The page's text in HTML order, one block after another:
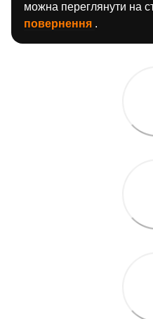
можна переглянути на
повернення .